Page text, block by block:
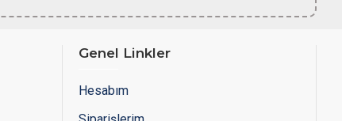
Genel Linkler
Hesabım